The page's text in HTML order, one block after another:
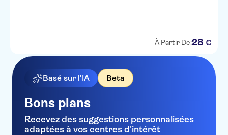
À Partir De:28 €
Basé sur l'IA Beta
Bons plans
Recevez des suggestions personnalisées
adaptées à vos centres d'intérêt